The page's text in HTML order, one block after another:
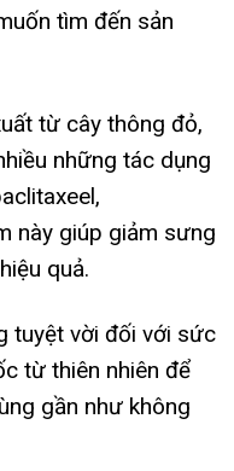
tìm đến sản
từ cây thông đỏ,
những tác dụng
này giúp giảm sưng
quả.
tuyệt vời đối với sức
từ thiên nhiên để
gần như không